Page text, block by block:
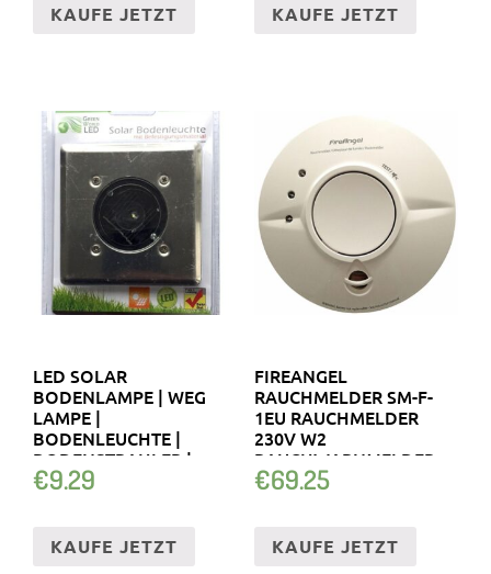
KAUFE JETZT KAUFE JETZT
LED SOLAR
BODENLAMPE | WEG
LAMPE |
BODENLEUCHTE |
BODENSTRAHLER |
SOLARLAMPE
€9.29
KAUFE JETZT
FIREANGEL
RAUCHMELDER SM-F-
1EU RAUCHMELDER
230V W2
RAUCHWARNMELDER
KABEL
€69.25
KAUFE JETZT